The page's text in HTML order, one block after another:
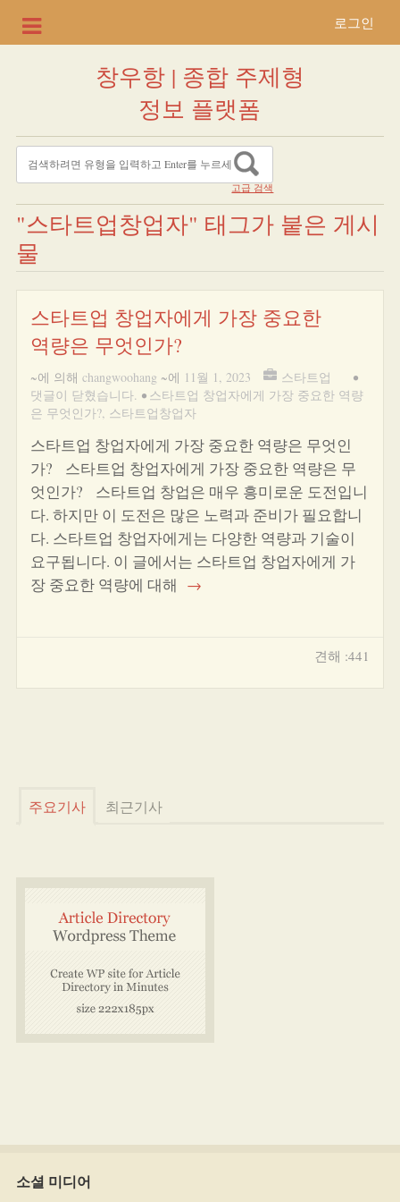
로그인
창우항 | 종합 주제형
정보 플랫폼
고급 검색
"스타트업창업자" 태그가 붙은 게시
물
스타트업 창업자에게 가장 중요한
역량은 무엇인가?
~에 의해 changwoohang ~에 11월 1, 2023 스타트업
•
댓글이 닫혔습니다. • 스타트업 창업자에게 가장 중요한 역량
은 무엇인가?, 스타트업창업자
스타트업 창업자에게 가장 중요한 역량은 무엇인
가? 스타트업 창업자에게 가장 중요한 역량은 무
엇인가? 스타트업 창업은 매우 흥미로운 도전입니
다. 하지만 이 도전은 많은 노력과 준비가 필요합니
다. 스타트업 창업자에게는 다양한 역량과 기술이
요구됩니다. 이 글에서는 스타트업 창업자에게 가
장 중요한 역량에 대해 →
견해 :441
주요기사 최근기사
소셜 미디어